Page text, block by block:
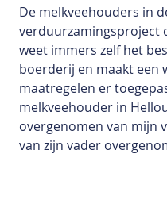
De melkveehouders in
verduurzamingsproject
weet immers zelf het
boerderij en maakt een
maatregelen er
melkveehouder in
overgenomen van mijn
van zijn vader